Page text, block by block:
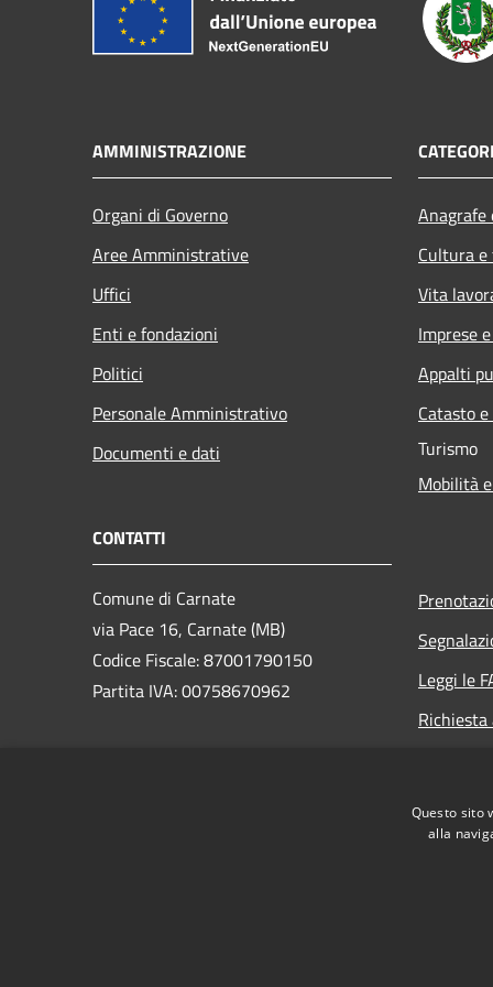
AMMINISTRAZIONE
Organi di Governo
Aree Amministrative
Uffici
Enti e fondazioni
Politici
Personale Amministrativo
Documenti e dati
Cultura
Vita
Imprese
Appalti
Catasto
Turismo
Mobilità
CONTATTI
Comune di Carnate
via Pace 16, Carnate (MB)
Codice Fiscale: 87001790150
Partita IVA: 00758670962
Leggi le
Questo sito
alla